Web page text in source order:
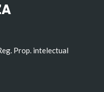
Prop. intelectual